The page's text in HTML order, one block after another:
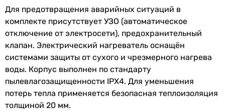
Ширина в упаковке
510 мм
Глубина в упаковке
310 мм
Гарантия
Примечание
Подробные рекомендации по техническому
производителем.
Для предотвращения аварийных ситуаций в
комплекте присутствует УЗО (автоматическое
отключение от электросети), предохранительный
клапан. Электрический нагреватель оснащён
системами защиты от сухого и чрезмерного нагрева
воды. Корпус выполнен по стандарту
пылевлагозащищенности IPX4. Для уменьшения
потерь тепла применяется безопасная теплоизоляция
толщиной 20 мм.